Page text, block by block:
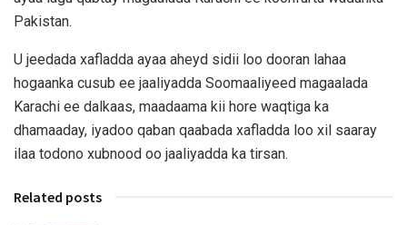
Pakistan.
U jeedada xafladda ayaa aheyd sidii loo dooran lahaa
hogaanka cusub ee jaaliyadda Soomaaliyeed magaalada
Karachi ee dalkaas, maadaama kii hore waqtiga ka
dhamaaday, iyadoo qaban qaabada xafladda loo xil saaray
ilaa todono xubnood oo jaaliyadda ka tirsan.
Related posts